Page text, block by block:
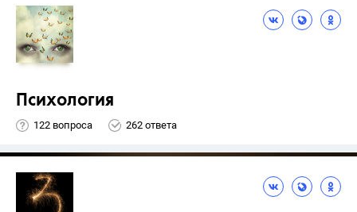
Психология
122 вопроса 262 ответа